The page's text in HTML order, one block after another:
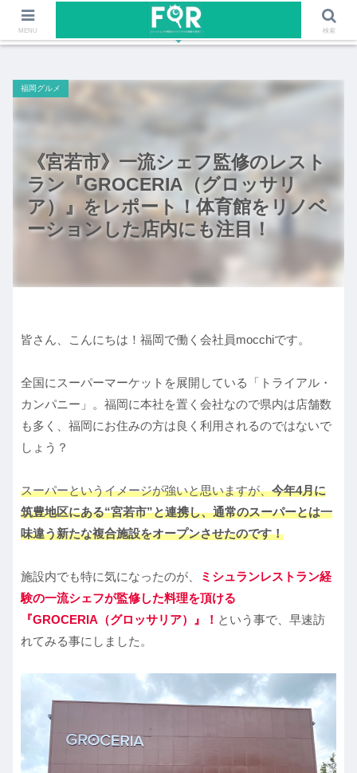
ファッションや福岡のワクワクする情報を発信！！
《宮若市》一流シェフ監修のレスト
ラン『GROCERIA（グロッサリ
ア）』をレポート！体育館をリノベ
ーションした店内にも注目！
福岡グルメ
皆さん、こんにちは！福岡で働く会社員mocchiです。
全国にスーパーマーケットを展開している「トライアル・
カンパニー」。福岡に本社を置く会社なので県内は店舗数
も多く、福岡にお住みの方は良く利用されるのではないで
しょう？
スーパーというイメージが強いと思いますが、今年4月に
筑豊地区にある“宮若市”と連携し、通常のスーパーとは一
味違う新たな複合施設をオープンさせたのです！
施設内でも特に気になったのが、
ミシュランレストラン経
験の一流シェフが監修した料理を頂ける
『GROCERIA（グロッサリア）』
！ という事で、早速訪
れてみる事にしました。
MENU 検索